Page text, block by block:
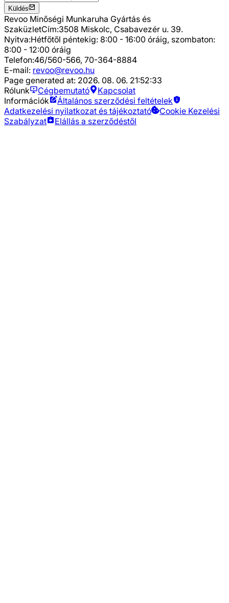
Küldés
Revoo Minőségi Munkaruha Gyártás és
SzaküzletCím:3508 Miskolc, Csabavezér u. 39.
Nyitva:Hétfőtől péntekig: 8:00 - 16:00 óráig, szombaton:
8:00 - 12:00 óráig
Telefon:46/560-566, 70-364-8884
E-mail: revoo@revoo.hu
Page generated at: 2026. 08. 06. 21:52:33
Rólunk
Cégbemutató
Kapcsolat
Információk
Általános szerződési feltételek
Adatkezelési nyilatkozat és tájékoztató
Cookie Kezelési
Szabályzat
Elállás a szerződéstől